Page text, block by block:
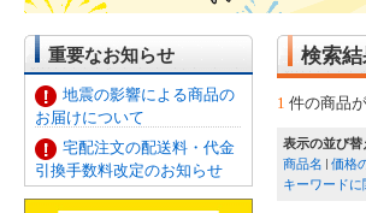
重要なお知らせ
地震の影響による商品の
お届けについて
宅配注文の配送料・代金
引換手数料改定のお知らせ
検索
1 件の商品
表示の並び替
商品名
価格
キーワード